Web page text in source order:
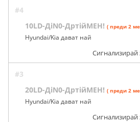
#4
10LD-ДiN0-ДртiйМЕН! ( преди 2
Hyundai/Kia дават най
Сигнализирай
#3
20LD-ДiN0-ДртiйМЕН! ( преди 2
Hyundai/Kia дават най
Сигнализирай